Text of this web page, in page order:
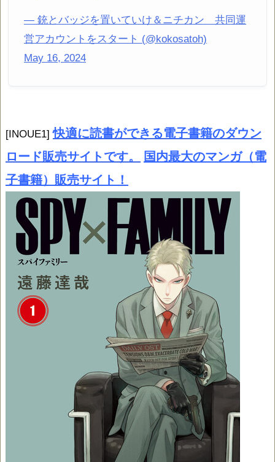
— 銃とバッジを置いていけ＆ニチカン 共同運
営アカウントをスタート (@kokosatoh)
May 16, 2024
[INOUE1]快適に読書ができる電子書籍のダウン
ロード販売サイトです。
国内最大のマンガ（電
子書籍）販売サイト！